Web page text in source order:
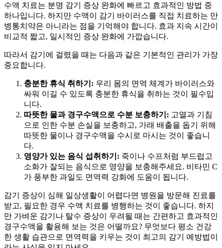
수액 치료는 분명 감기 증상 완화에 빠르고 효과적인 방법 중
하나입니다. 하지만 수액이 감기 바이러스를 직접 치료하는 만
병통치약은 아니라는 점을 기억해야 합니다. 효과 지속 시간이
비교적 짧고, 일시적인 증상 완화에 가깝습니다.
따라서 감기에 걸렸을 때는 다음과 같은 기본적인 관리가 가장
중요합니다.
충분한 휴식 취하기: 우리 몸의 면역 체계가 바이러스와
싸워 이길 수 있도록 충분한 휴식을 취하는 것이 필수입
니다.
따뜻한 물과 경구수액으로 수분 보충하기: 고열과 기침
으로 인한 수분 손실을 보충하고, 가래 배출을 돕기 위해
따뜻한 물이나 경구수액을 수시로 마시는 것이 좋습니
다.
영양가 있는 음식 섭취하기: 죽이나 수프처럼 부드럽고
소화가 잘되는 음식으로 영양을 보충해주세요. 비타민 C
가 풍부한 과일도 면역력 강화에 도움이 됩니다.
감기 증상이 심해 일상생활이 어렵다면 병원을 방문해 진료를
받고, 필요한 경우 수액 치료를 병행하는 것이 좋습니다. 하지
만 가벼운 감기나 탈수 증상이 우려될 때는 간편하고 효과적인
경구수액을 활용해 보는 것은 어떨까요? 무엇보다 평소 건강
한 생활 습관으로 면역력을 키우는 것이 최고의 감기 예방법이